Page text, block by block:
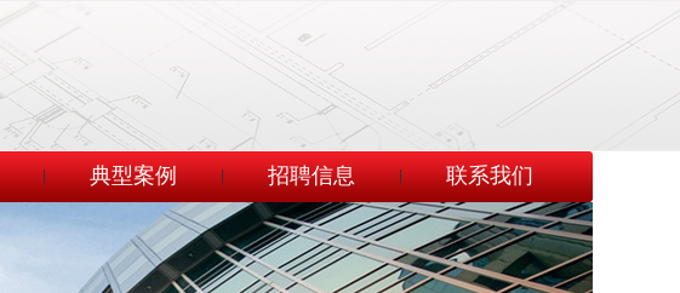
典型案例 招聘信息 联系我们